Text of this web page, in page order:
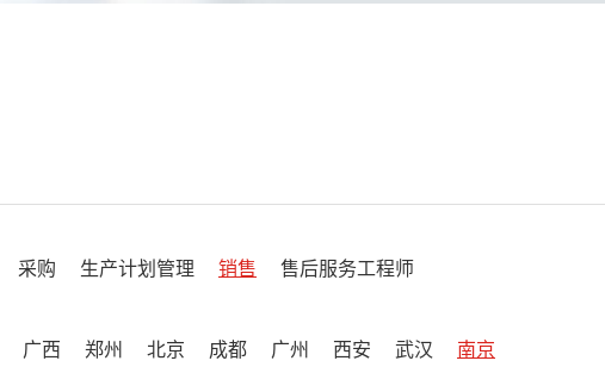
采购 生产计划管理 销售
售后服务工程师
广西 郑州 北京 成都 广州 西安 武汉
南京